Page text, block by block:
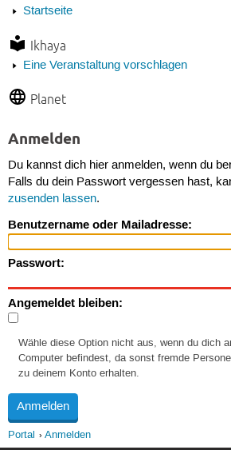
Startseite
Ikhaya
Eine Veranstaltung vorschlagen
Planet
Anmelden
Du kannst dich hier anmelden, wenn du
Falls du dein Passwort vergessen hast,
zusenden lassen.
Benutzername oder Mailadresse:
Passwort:
Angemeldet bleiben:
Wähle diese Option nicht aus, wenn du dich
Computer befindest, da sonst fremde
zu deinem Konto erhalten.
Portal Anmelden